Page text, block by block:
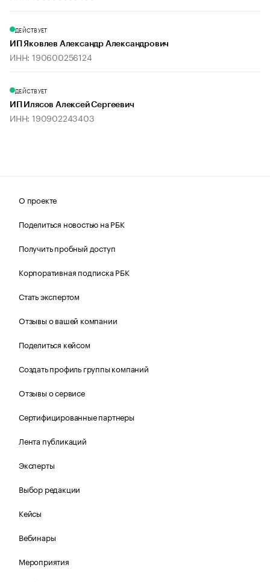
ДЕЙСТВУЕТ
ИП Яковлев Александр Александрович
ИНН: 190600256124
ДЕЙСТВУЕТ
ИП Илясов Алексей Сергеевич
ИНН: 190902243403
О проекте
Поделиться новостью на РБК
Получить пробный доступ
Корпоративная подписка РБК
Стать экспертом
Отзывы о вашей компании
Поделиться кейсом
Создать профиль группы компаний
Отзывы о сервисе
Сертифицированные партнеры
Лента публикаций
Эксперты
Выбор редакции
Кейсы
Вебинары
Мероприятия